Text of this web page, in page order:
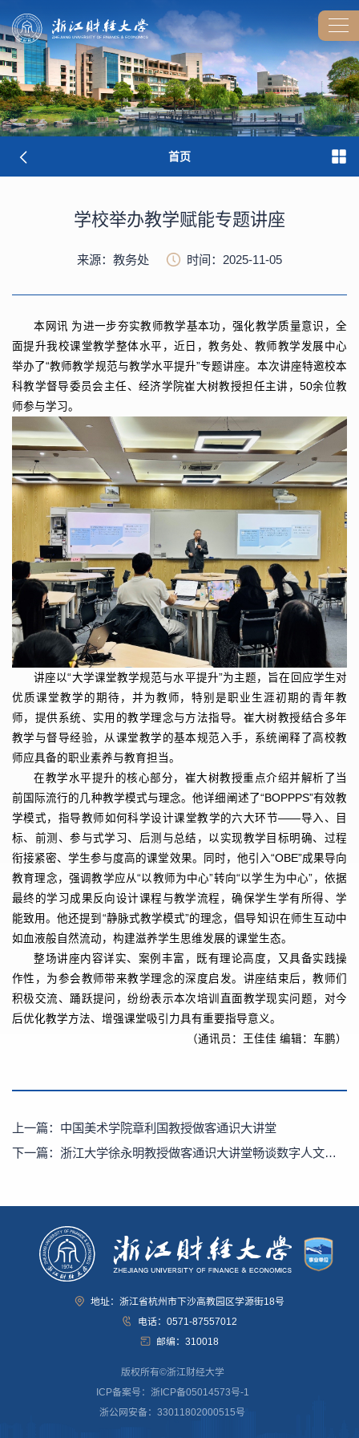
首页
学校举办教学赋能专题讲座
来源：教务处 时间：2025-11-05
本网讯 为进一步夯实教师教学基本功，强化教学质量意识，全
面提升我校课堂教学整体水平，近日，教务处、教师教学发展中心
举办了“教师教学规范与教学水平提升”专题讲座。本次讲座特邀校本
科教学督导委员会主任、经济学院崔大树教授担任主讲，50余位教
师参与学习。
讲座以“大学课堂教学规范与水平提升”为主题，旨在回应学生对
优质课堂教学的期待，并为教师，特别是职业生涯初期的青年教
师，提供系统、实用的教学理念与方法指导。崔大树教授结合多年
教学与督导经验，从课堂教学的基本规范入手，系统阐释了高校教
师应具备的职业素养与教育担当。
在教学水平提升的核心部分，崔大树教授重点介绍并解析了当
前国际流行的几种教学模式与理念。他详细阐述了“BOPPPS”有效教
学模式，指导教师如何科学设计课堂教学的六大环节——导入、目
标、前测、参与式学习、后测与总结，以实现教学目标明确、过程
衔接紧密、学生参与度高的课堂效果。同时，他引入“OBE”成果导向
教育理念，强调教学应从“以教师为中心”转向“以学生为中心”，依据
最终的学习成果反向设计课程与教学流程，确保学生学有所得、学
能致用。他还提到“静脉式教学模式”的理念，倡导知识在师生互动中
如血液般自然流动，构建滋养学生思维发展的课堂生态。
整场讲座内容详实、案例丰富，既有理论高度，又具备实践操
作性，为参会教师带来教学理念的深度启发。讲座结束后，教师们
积极交流、踊跃提问，纷纷表示本次培训直面教学现实问题，对今
后优化教学方法、增强课堂吸引力具有重要指导意义。
（通讯员：王佳佳 编辑：车鹏）
上一篇： 中国美术学院章利国教授做客通识大讲堂
下一篇： 浙江大学徐永明教授做客通识大讲堂畅谈数字人文与跨学科人才培养
地址：浙江省杭州市下沙高教园区学源街18号
电话：0571-87557012
邮编：310018
版权所有©浙江财经大学
ICP备案号：浙ICP备05014573号-1
浙公网安备：33011802000515号